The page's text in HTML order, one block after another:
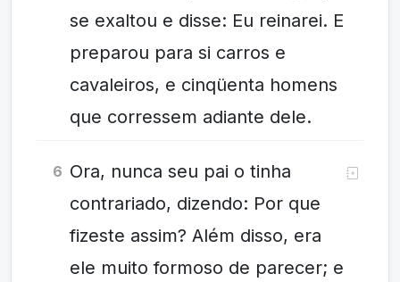
se exaltou e disse: Eu reinarei. E
preparou para si carros e
cavaleiros, e cinqüenta homens
que corressem adiante dele.
6 Ora, nunca seu pai o tinha
contrariado, dizendo: Por que
fizeste assim? Além disso, era
ele muito formoso de parecer; e